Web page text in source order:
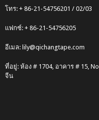
โทร: + 86-21-54756201 / 02/03
แฟกซ์: + 86-21-54756205
อีเมล: lily@qichangtape.com
ที่อยู่: ห้อง # 1704, อาคาร # 15,
จีน